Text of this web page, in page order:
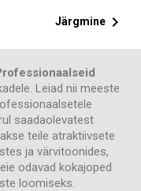
Järgmine 
Leiad nii meeste
saadaolevatest
teile atraktiivsete
ja värvitoonides,
odavad kokajoped
loomiseks.